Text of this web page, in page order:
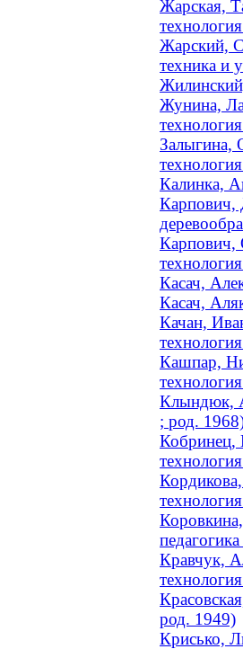
Жарская,
Жарский,
техника и
Жунина,
Залыгина,
Калинка,
Карпович,
Карпович,
Касач,
Касач,
Качан,
Кашпар,
Клындюк,
; род.
Кобринец,
Кравчук,
род. 1949)
Крисько,